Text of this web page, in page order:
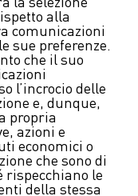
alla
comunicazioni
sue preferenze.
che il suo
l’incrocio delle
e, dunque,
propria
azioni e
economici o
che sono di
rispecchiano le
della stessa